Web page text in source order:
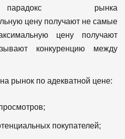
рынка
цену получают не самые
цену получают
конкуренцию между
рынок по адекватной цене:
покупателей;